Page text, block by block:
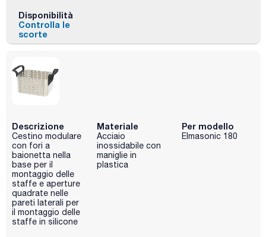
Disponibilità
Controlla le
scorte
Descrizione
Cestino modulare
con fori a
baionetta nella
base per il
montaggio delle
staffe e aperture
quadrate nelle
pareti laterali per
il montaggio delle
staffe in silicone
Materiale
Acciaio
inossidabile con
maniglie in
plastica
Per modello
Elmasonic 180